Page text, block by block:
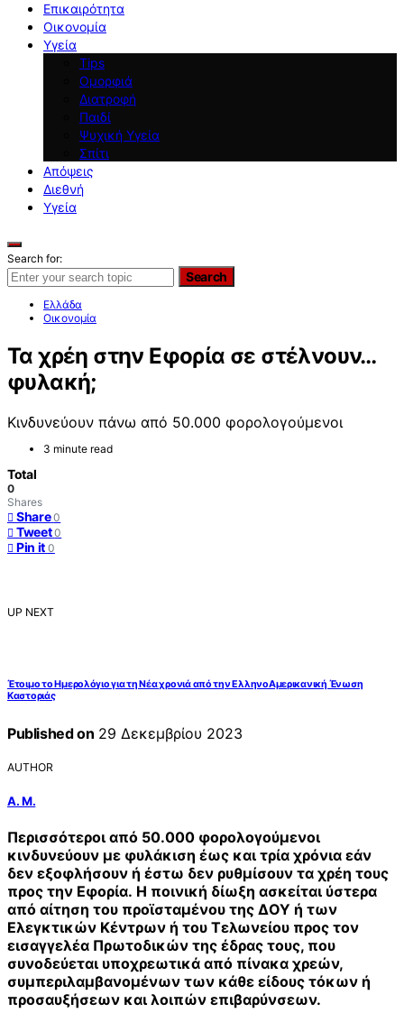
Επικαιρότητα
Οικονομία
Υγεία
Tips
Ομορφιά
Διατροφή
Παιδί
Ψυχική Υγεία
Σπίτι
Απόψεις
Διεθνή
Υγεία
Search for:
Search
Ελλάδα
Οικονομία
Τα χρέη στην Εφορία σε στέλνουν…
φυλακή;
Κινδυνεύουν πάνω από 50.000 φορολογούμενοι
3 minute read
Total
0
Shares
Share 0
Tweet 0
Pin it 0
UP NEXT
Έτοιμο το Ημερολόγιο για τη Νέα χρονιά από την ΕλληνοΑμερικανική Ένωση
Καστοριάς
Published on 29 Δεκεμβρίου 2023
AUTHOR
Α. Μ.
Περισσότεροι από 50.000 φορολογούμενοι
κινδυνεύουν με φυλάκιση έως και τρία χρόνια εάν
δεν εξοφλήσουν ή έστω δεν ρυθμίσουν τα χρέη τους
προς την Εφορία. Η ποινική δίωξη ασκείται ύστερα
από αίτηση του προϊσταμένου της ΔΟΥ ή των
Ελεγκτικών Κέντρων ή του Τελωνείου προς τον
εισαγγελέα Πρωτοδικών της έδρας τους, που
συνοδεύεται υποχρεωτικά από πίνακα χρεών,
συμπεριλαμβανομένων των κάθε είδους τόκων ή
προσαυξήσεων και λοιπών επιβαρύνσεων.